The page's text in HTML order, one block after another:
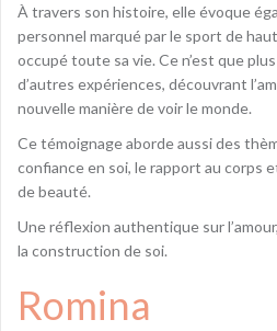
À travers son histoire, elle évoque
personnel marqué par le sport de
occupé toute sa vie. Ce n’est que
d’autres expériences, découvrant
nouvelle manière de voir le monde.
Ce témoignage aborde aussi des
confiance en soi, le rapport au corps
de beauté.
Une réflexion authentique sur
la construction de soi.
Romina